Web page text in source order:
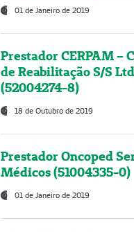
01 de Janeiro de 2019
Prestador CERPAM –
de Reabilitação S/S
(52004274-8)
18 de Outubro de 2019
Prestador Oncoped
Médicos (51004335-0)
01 de Janeiro de 2019